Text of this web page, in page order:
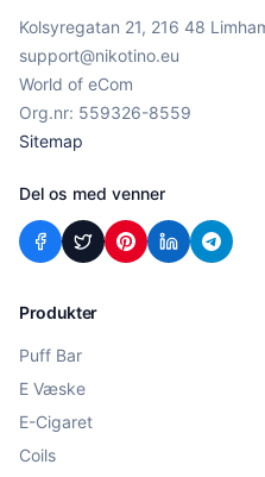
Kolsyregatan 21, 216 48
support@nikotino.eu
World of eCom
Org.nr: 559326-8559
Sitemap
Del os med venner
Produkter
Puff Bar
E Væske
E-Cigaret
Coils